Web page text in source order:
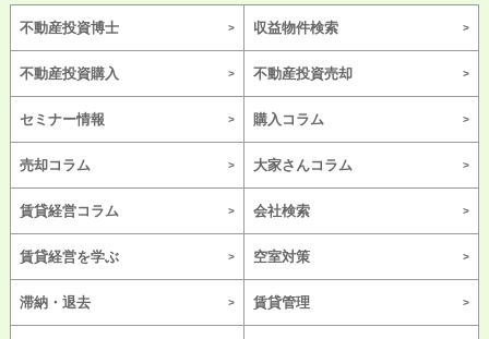
不動産投資博士 収益物件検索
不動産投資購入 不動産投資売却
セミナー情報 購入コラム
売却コラム 大家さんコラム
賃貸経営コラム 会社検索
賃貸経営を学ぶ 空室対策
滞納・退去 賃貸管理